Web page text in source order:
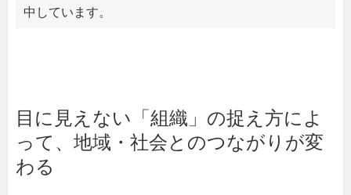
中しています。
目に見えない「組織」の捉え方によ
って、地域・社会とのつながりが変
わる